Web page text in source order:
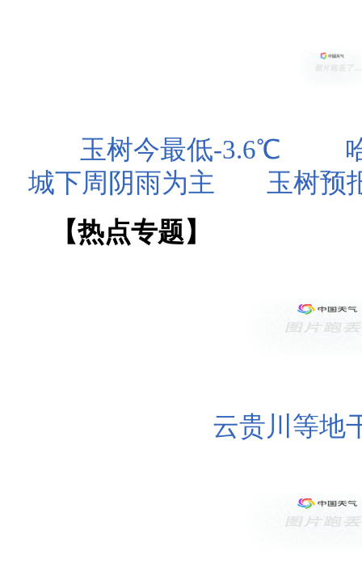
玉树今最低-3.6℃
城下周阴雨为主
玉树预
【热点专题】
云贵川等地